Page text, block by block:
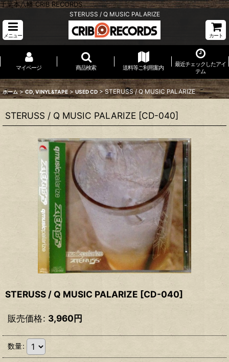
千葉本八幡 CRIB RECORDS
STERUSS / Q MUSIC PALARIZE
メニュー カート
マイページ 商品検索 送料等ご利用案内
最近チェックしたアイ
テム
ホーム > CD, VINYL&TAPE > USED CD > STERUSS / Q MUSIC PALARIZE
STERUSS / Q MUSIC PALARIZE [CD-040]
STERUSS / Q MUSIC PALARIZE [CD-040]
販売価格: 3,960円
数量: